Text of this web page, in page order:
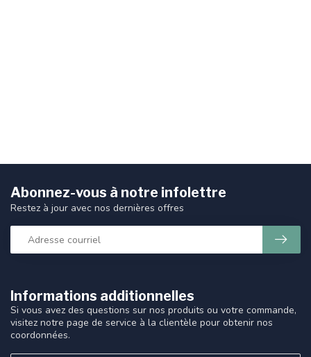
Informations additionnelles
Si vous avez des questions sur nos produits ou votre commande,
visitez notre page de service à la clientèle pour obtenir nos
coordonnées.
Abonnez-vous à notre infolettre
Restez à jour avec nos dernières offres